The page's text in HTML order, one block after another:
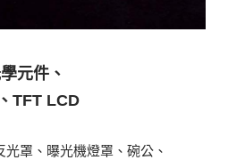
元件、
TFT LCD
罩、曝光機燈罩、碗公、